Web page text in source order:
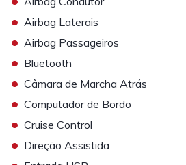
• Airbag Laterais
• Airbag Passageiros
• Bluetooth
• Câmara de Marcha Atrás
• Computador de Bordo
• Cruise Control
• Direção Assistida